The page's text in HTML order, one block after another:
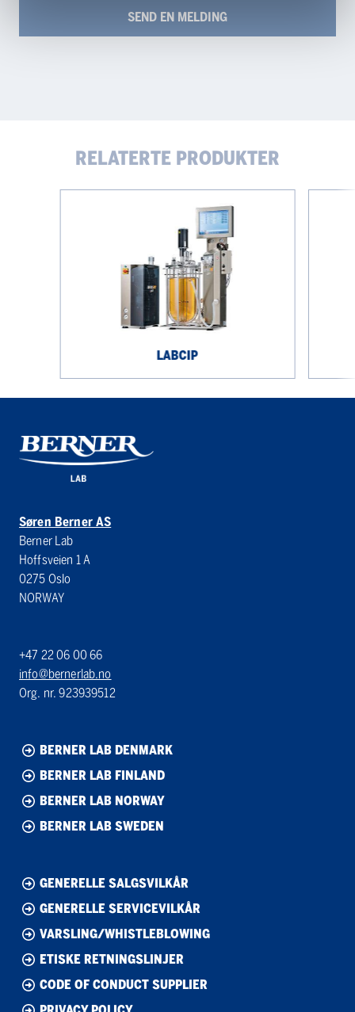
RELATERTE PRODUKTER
LABCIP
Søren Berner AS
Berner Lab
Hoffsveien 1 A
0275 Oslo
NORWAY
+47 22 06 00 66
info@bernerlab.no
Org. nr. 923939512
BERNER LAB DENMARK
BERNER LAB FINLAND
BERNER LAB NORWAY
BERNER LAB SWEDEN
GENERELLE SALGSVILKÅR
GENERELLE SERVICEVILKÅR
VARSLING/WHISTLEBLOWING
ETISKE RETNINGSLINJER
CODE OF CONDUCT SUPPLIER